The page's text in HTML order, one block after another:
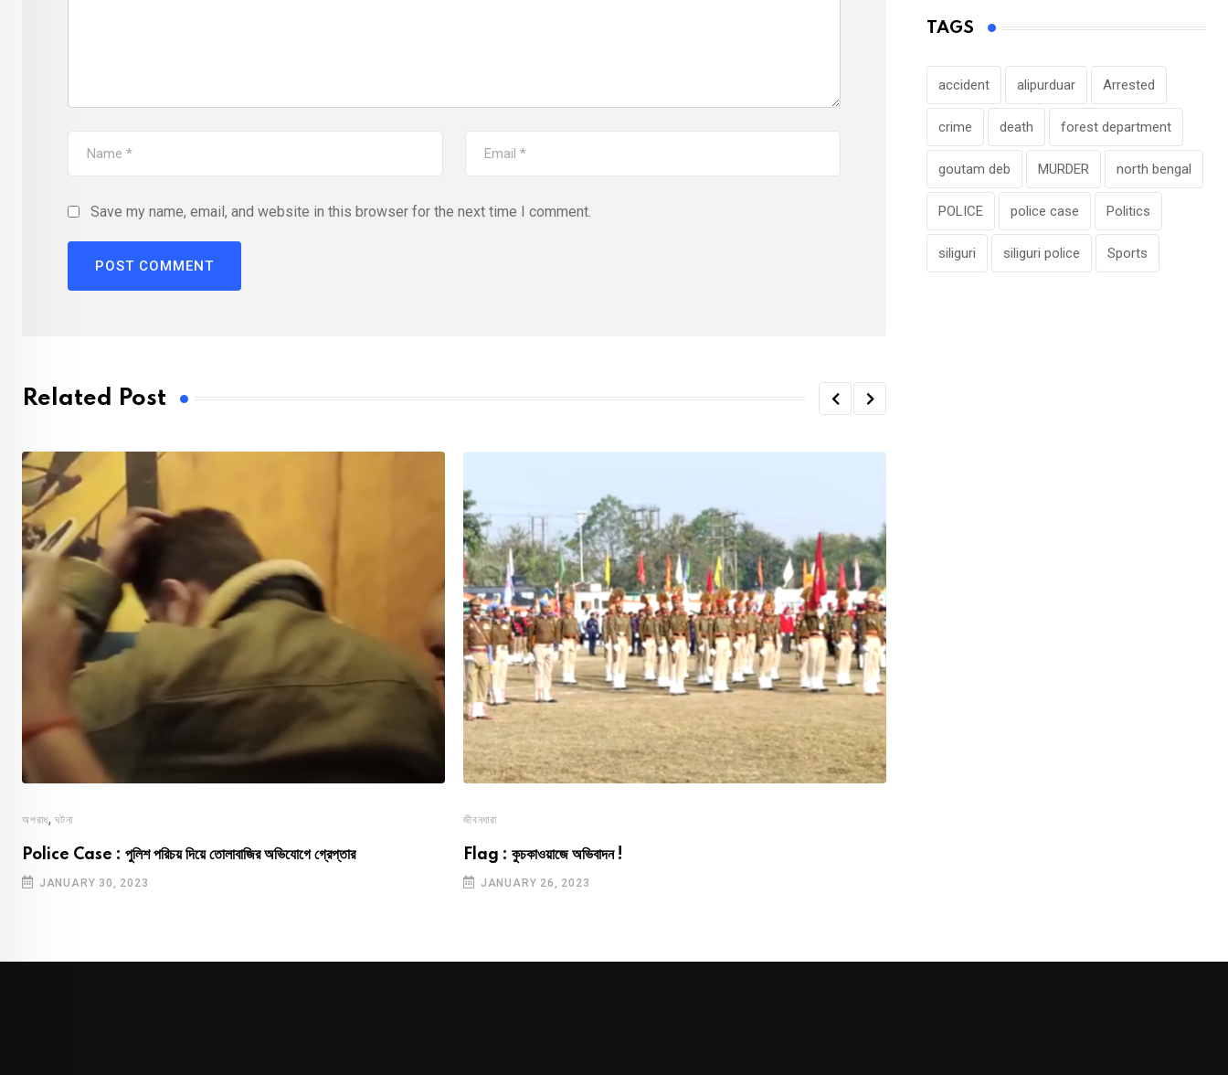
Save my name, email, and website in this browser for the next time I comment.
Related Post
অপরাধ,ঘটনা
Police Case : পুলিশ পরিচয় দিয়ে তোলাবাজির অভিযোগে গ্রেপ্তার
JANUARY 30, 2023
জীবনধারা
Flag : কুচকাওয়াজে অভিবাদন !
JANUARY 26, 2023
TAGS
accident alipurduar Arrested
crime death forest department
goutam deb MURDER north bengal
POLICE police case Politics
siliguri siliguri police Sports